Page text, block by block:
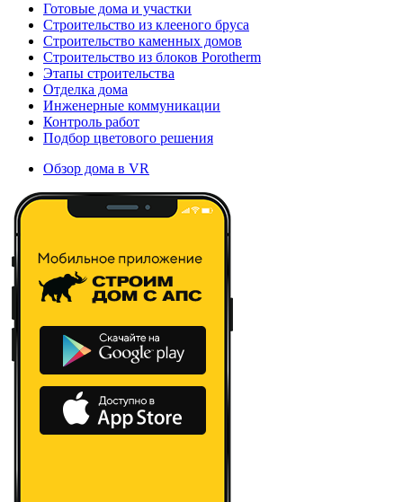
Готовые дома и участки
Строительство из клееного бруса
Строительство каменных домов
Строительство из блоков Porotherm
Этапы строительства
Отделка дома
Инженерные коммуникации
Контроль работ
Подбор цветового решения
Обзор дома в VR